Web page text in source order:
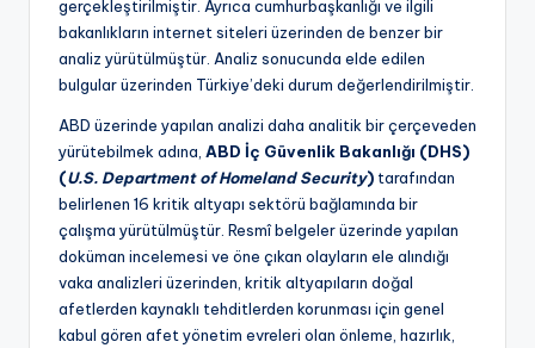
gerçekleştirilmiştir. Ayrıca cumhurbaşkanlığı ve ilgili
bakanlıkların internet siteleri üzerinden de benzer bir
analiz yürütülmüştür. Analiz sonucunda elde edilen
bulgular üzerinden Türkiye’deki durum değerlendirilmiştir.
ABD üzerinde yapılan analizi daha analitik bir çerçeveden
yürütebilmek adına, ABD İç Güvenlik Bakanlığı (DHS)
(U.S. Department of Homeland Security) tarafından
belirlenen 16 kritik altyapı sektörü bağlamında bir
çalışma yürütülmüştür. Resmî belgeler üzerinde yapılan
doküman incelemesi ve öne çıkan olayların ele alındığı
vaka analizleri üzerinden, kritik altyapıların doğal
afetlerden kaynaklı tehditlerden korunması için genel
kabul gören afet yönetim evreleri olan önleme, hazırlık,